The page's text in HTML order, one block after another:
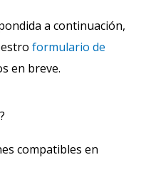
a continuación,
formulario de
en breve.
compatibles en